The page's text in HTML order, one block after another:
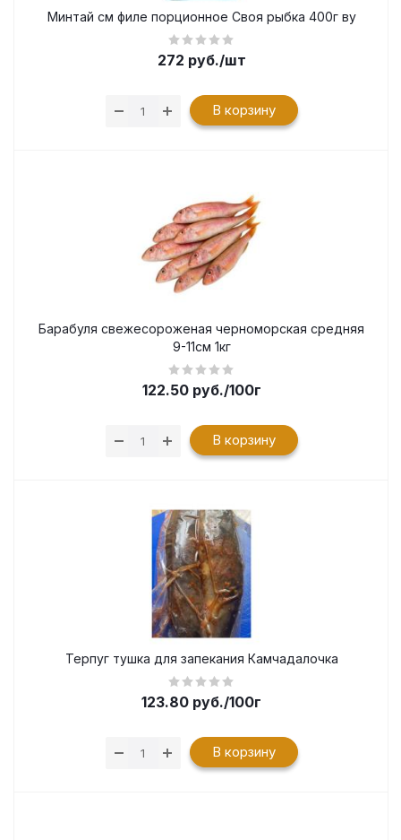
Минтай см филе порционное Своя рыбка 400г ву
272 руб./шт
В корзину
Барабуля свежесороженая черноморская средняя
9-11см 1кг
122.50руб./100г
В корзину
Терпуг тушка для запекания Камчадалочка
123.80 руб./100г
В корзину